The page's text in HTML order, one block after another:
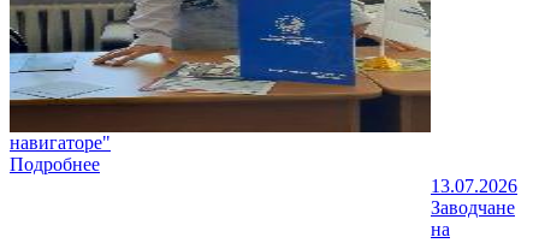
навигаторе"
Подробнее
13.07.2026
Заводчане
на